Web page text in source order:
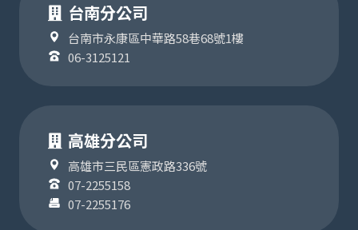
台南分公司
台南市永康區中華路58巷68號1樓
06-3125121
高雄分公司
高雄市三民區憲政路336號
07-2255158
07-2255176